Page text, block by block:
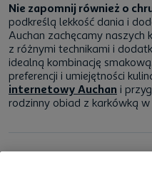
Nie zapomnij również o
podkreślą lekkość dania i
Auchan zachęcamy
z różnymi technikami i
idealną kombinację
preferencji i umiejętności
internetowy Auchan i
rodzinny obiad z karkówką w